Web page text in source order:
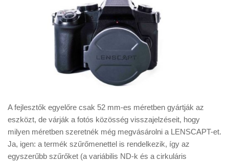
A fejlesztők egyelőre csak 52 mm-es méretben gyártják az
eszközt, de várják a fotós közösség visszajelzéseit, hogy
milyen méretben szeretnék még megvásárolni a LENSCAPT-et.
Ja, igen: a termék szűrőmenettel is rendelkezik, így az
egyszerűbb szűrőket (a variábilis ND-k és a cirkuláris